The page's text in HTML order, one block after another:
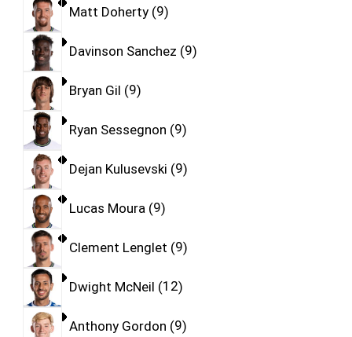
Matt Doherty 9
Davinson Sanchez 9
Bryan Gil 9
Ryan Sessegnon 9
Dejan Kulusevski 9
Lucas Moura 9
Clement Lenglet 9
Dwight McNeil 12
Anthony Gordon 9